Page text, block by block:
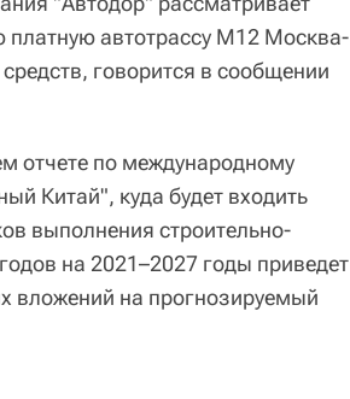
платную автотрассу М12 Москва-
говорится в сообщении
отчете по международному
Китай", куда будет входить
выполнения строительно-
на 2021–2027 годы приведет
вложений на прогнозируемый